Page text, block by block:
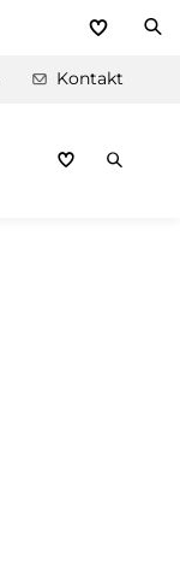
Kontakt